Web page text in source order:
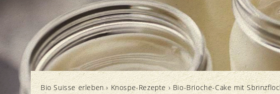
Nachhaltigkeit
Qualität und Geschmack
Gesundheit
Haltung
Häufige Fragen
Verarbeitung und Verpackung
Label und Kontrolle
Bio Suisse Portrait
Bio in Zahlen
Jahresberichte
Blog
Kino
Newsletter
Bio
Bio Suisse erleben› Knospe-Rezepte › Bio-Brioche-Cake mit